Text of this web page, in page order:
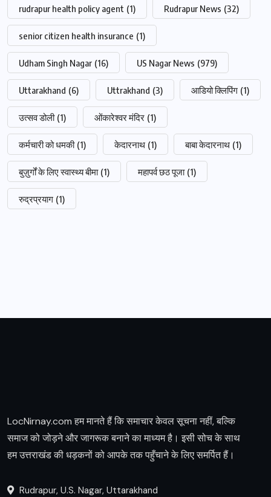
rudrapur health policy agent (1) Rudrapur News (32)
senior citizen health insurance (1)
Udham Singh Nagar (16) US Nagar News (979)
Uttarakhand (6) Uttrakhand (3) आडियो क्लिपिंग (1)
उत्सव डोली (1) ओंकारेश्वर मंदिर (1)
कर्मचारी को धमकी (1) केदारनाथ (1) बाबा केदारनाथ (1)
बुज़ुर्गों के लिए स्वास्थ्य बीमा (1) महापर्व छठ पूजा (1)
रुद्रप्रयाग (1)
LocNirnay.com हम मानते हैं कि समाचार केवल सूचना नहीं, बल्कि
समाज को जोड़ने और जागरूक बनाने का माध्यम है। इसी सोच के साथ
हम उत्तराखंड की धड़कनों को आपके तक पहुँचाने के लिए समर्पित हैं।
Rudrapur, U.S. Nagar, Uttarakhand